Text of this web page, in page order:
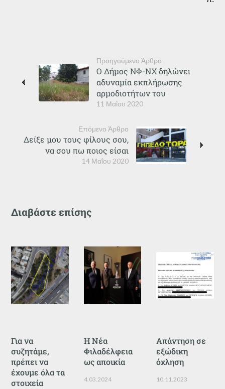
Προηγούμενο Άρθρο
11 Μαΐου 2020
Ο Δήμος ΝΦ-ΝΧ δηλώνει
αδυναμία εκπλήρωσης
αρμοδιοτήτων του
Επόμενο Άρθρο
14 Μαΐου 2020
Δείξε μου τους φίλους σου,
να σου πω ποιος είσαι
Διαβάστε επίσης
Για να
συζητάμε,
πρέπει να
έχουμε όλα τα
στοιχεία
Η Νέα
Φιλαδέλφεια
ως αποικία
4.03.2024
Απάντηση σε
εξώδικη
όχληση
10.11.2023